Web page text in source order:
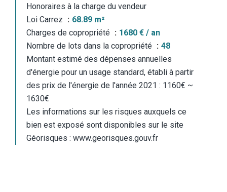
Honoraires à la charge du vendeur
Loi Carrez
68.89 m²
Charges de copropriété
1680 € / an
Nombre de lots dans la copropriété
48
Montant estimé des dépenses annuelles
d'énergie pour un usage standard, établi à partir
des prix de l'énergie de l'année 2021 : 1160€ ~
1630€
Les informations sur les risques auxquels ce
bien est exposé sont disponibles sur le site
Géorisques : www.georisques.gouv.fr